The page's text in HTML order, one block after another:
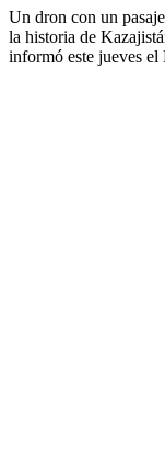
Un dron con un
la historia de
informó este jueves